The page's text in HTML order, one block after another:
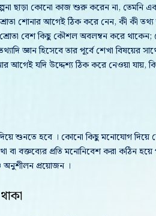
ছাড়া কোনো কাজ শুরু করেন না,
শোনার আগেই ঠিক করে নেন, কী কী
বেশ কিছু কৌশল অবলম্বন করে থাকেন;
জ্ঞান হিসেবে তার পূর্বে শেখা বিষয়ের
যদি উদ্দেশ্য ঠিক করে নেওয়া যায়,
শুনতে হবে । কোনো কিছু মনোযোগ দিয়ে
বক্তব্যের প্রতি মনোনিবেশ করা কঠিন
অনুশীলন প্রয়োজন ।